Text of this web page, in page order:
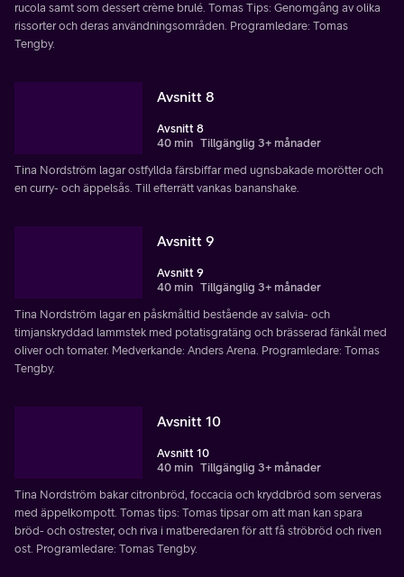
rucola samt som dessert crème brulé. Tomas Tips: Genomgång av olika
rissorter och deras användningsområden. Programledare: Tomas
Tengby.
Avsnitt 8
Avsnitt 8
40 min Tillgänglig 3+ månader
Tina Nordström lagar ostfyllda färsbiffar med ugnsbakade morötter och
en curry- och äppelsås. Till efterrätt vankas bananshake.
Avsnitt 9
Avsnitt 9
40 min Tillgänglig 3+ månader
Tina Nordström lagar en påskmåltid bestående av salvia- och
timjanskryddad lammstek med potatisgratäng och brässerad fänkål med
oliver och tomater. Medverkande: Anders Arena. Programledare: Tomas
Tengby.
Avsnitt 10
Avsnitt 10
40 min Tillgänglig 3+ månader
Tina Nordström bakar citronbröd, foccacia och kryddbröd som serveras
med äppelkompott. Tomas tips: Tomas tipsar om att man kan spara
bröd- och ostrester, och riva i matberedaren för att få ströbröd och riven
ost. Programledare: Tomas Tengby.